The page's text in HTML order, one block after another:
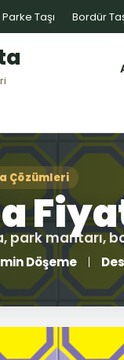
Parke Taşı Bordür
Döşeme